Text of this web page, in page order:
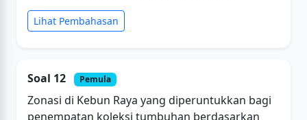
Lihat Pembahasan
Soal 12 Pemula
Zonasi di Kebun Raya yang diperuntukkan bagi
penempatan koleksi tumbuhan berdasarkan